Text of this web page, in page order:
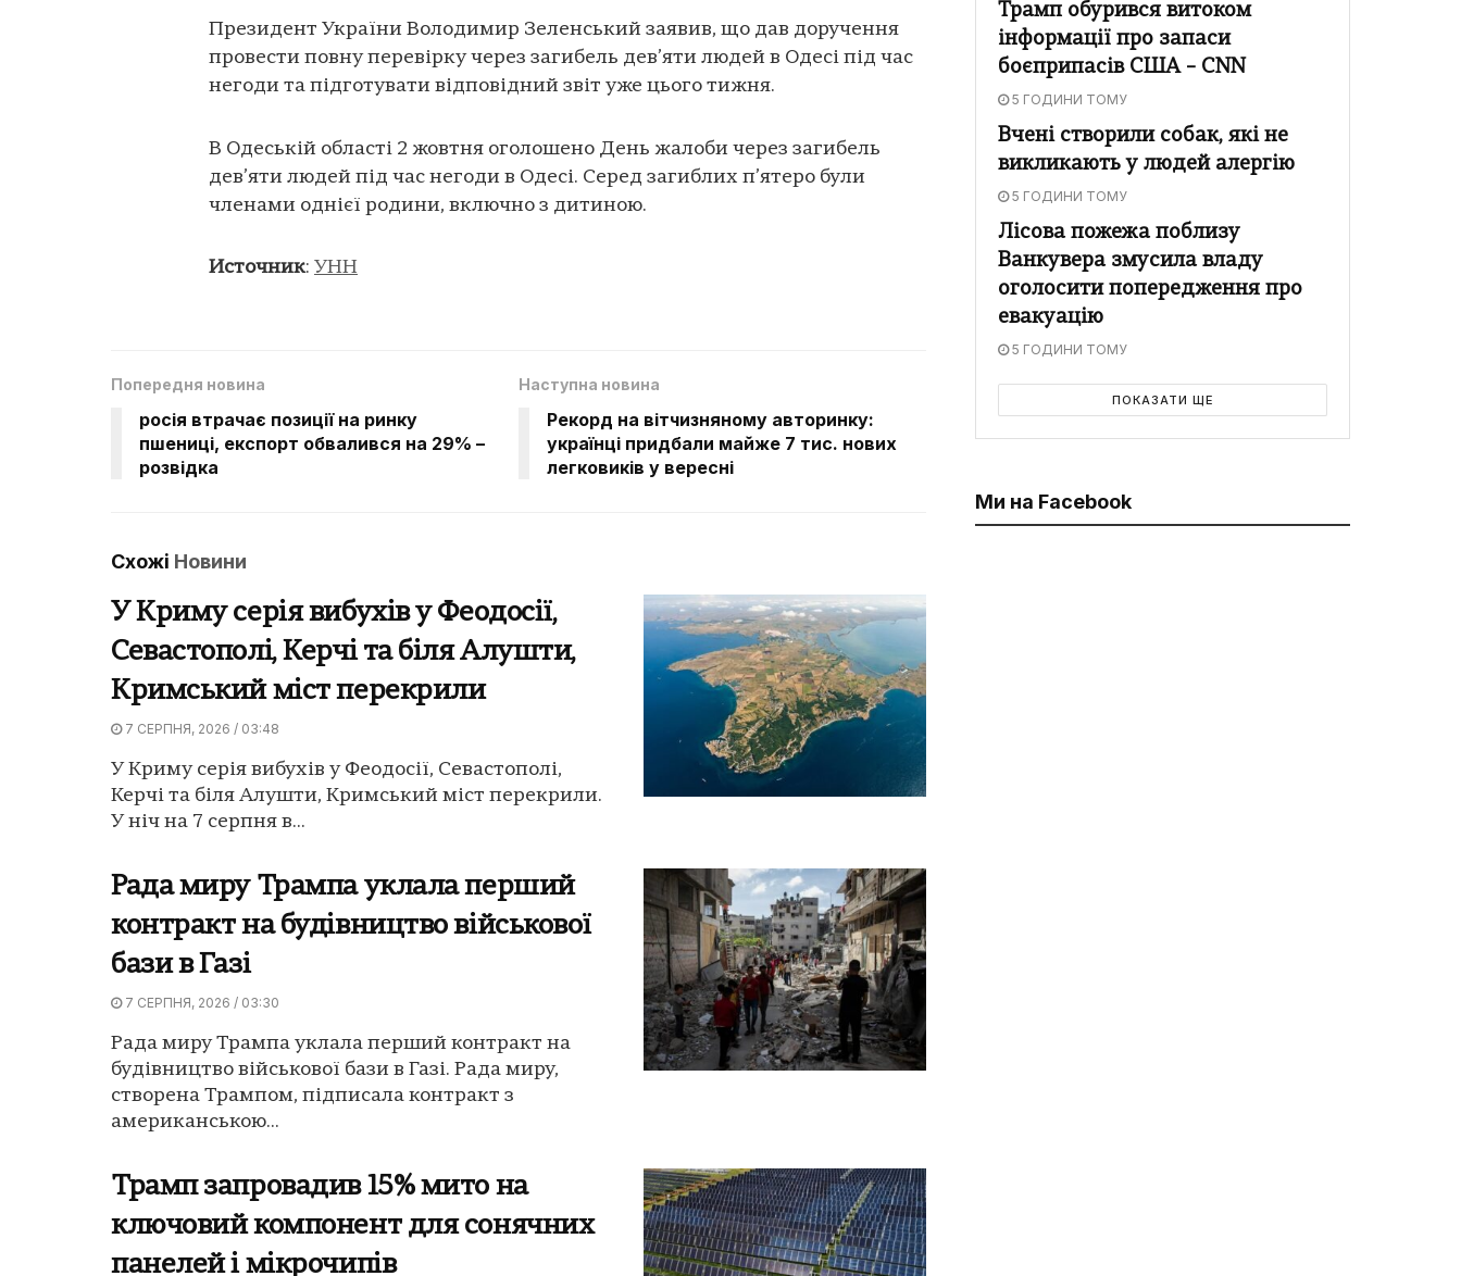
Президент України Володимир Зеленський заявив, що дав доручення
провести повну перевірку через загибель дев’яти людей в Одесі під час
негоди та підготувати відповідний звіт уже цього тижня.
В Одеській області 2 жовтня оголошено День жалоби через загибель
дев’яти людей під час негоди в Одесі. Серед загиблих п’ятеро були
членами однієї родини, включно з дитиною.
Источник: УНН
Попередня новина
росія втрачає позиції на ринку
пшениці, експорт обвалився на 29% –
розвідка
Наступна новина
Рекорд на вітчизняному авторинку:
українці придбали майже 7 тис. нових
легковиків у вересні
Схожі Новини
У Криму серія вибухів у Феодосії,
Севастополі, Керчі та біля Алушти,
Кримський міст перекрили
7 СЕРПНЯ, 2026 / 03:48
У Криму серія вибухів у Феодосії, Севастополі,
Керчі та біля Алушти, Кримський міст перекрили.
У ніч на 7 серпня в...
Рада миру Трампа уклала перший
контракт на будівництво військової
бази в Газі
7 СЕРПНЯ, 2026 / 03:30
Рада миру Трампа уклала перший контракт на
будівництво військової бази в Газі. Рада миру,
створена Трампом, підписала контракт з
американською...
Трамп запровадив 15% мито на
ключовий компонент для сонячних
панелей і мікрочипів
Трамп обурився витоком
інформації про запаси
боєприпасів США – CNN
5 ГОДИНИ ТОМУ
Вчені створили собак, які не
викликають у людей алергію
5 ГОДИНИ ТОМУ
Лісова пожежа поблизу
Ванкувера змусила владу
оголосити попередження про
евакуацію
5 ГОДИНИ ТОМУ
ПОКАЗАТИ ЩЕ
Ми на Facebook